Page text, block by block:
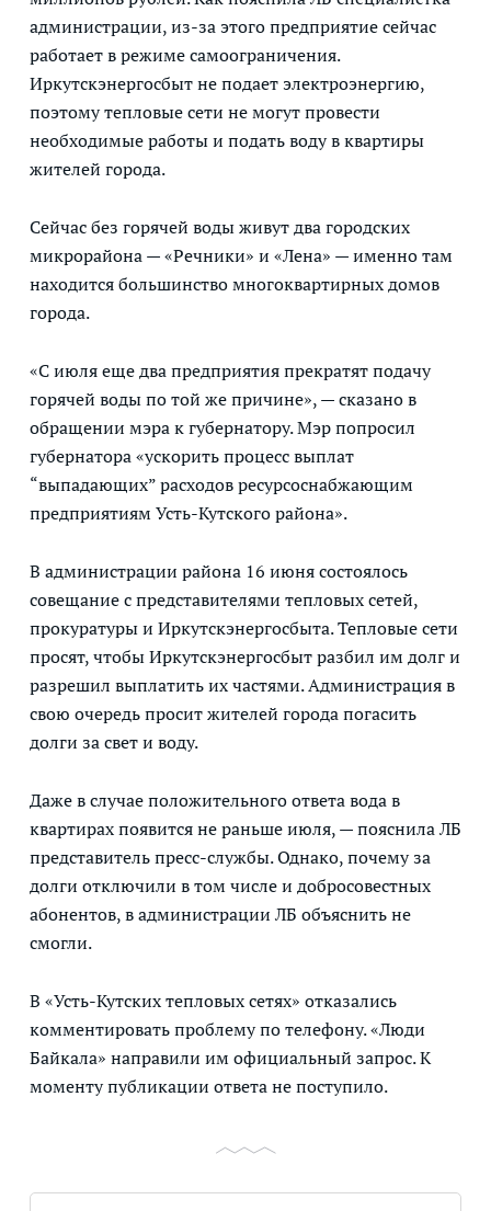
администрации, из-за этого предприятие сейчас
работает в режиме самоограничения.
Иркутскэнергосбыт не подает электроэнергию,
поэтому тепловые сети не могут провести
необходимые работы и подать воду в квартиры
жителей города.
Сейчас без горячей воды живут два городских
микрорайона — «Речники» и «Лена» — именно там
находится большинство многоквартирных домов
города.
«С июля еще два предприятия прекратят подачу
горячей воды по той же причине», — сказано в
обращении мэра к губернатору. Мэр попросил
губернатора «ускорить процесс выплат
“выпадающих” расходов ресурсоснабжающим
предприятиям Усть-Кутского района».
В администрации района 16 июня состоялось
совещание с представителями тепловых сетей,
прокуратуры и Иркутскэнергосбыта. Тепловые сети
просят, чтобы Иркутскэнергосбыт разбил им долг и
разрешил выплатить их частями. Администрация в
свою очередь просит жителей города погасить
долги за свет и воду.
Даже в случае положительного ответа вода в
квартирах появится не раньше июля, — пояснила ЛБ
представитель пресс-службы. Однако, почему за
долги отключили в том числе и добросовестных
абонентов, в администрации ЛБ объяснить не
смогли.
В «Усть-Кутских тепловых сетях» отказались
комментировать проблему по телефону. «Люди
Байкала» направили им официальный запрос. К
моменту публикации ответа не поступило.